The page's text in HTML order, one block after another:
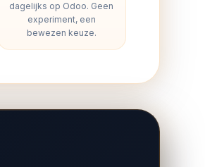
dagelijks op Odoo. Geen
experiment, een
bewezen keuze.